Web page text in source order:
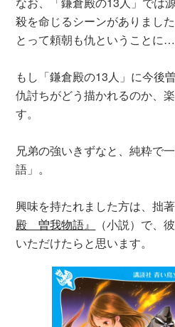
殺を命じるシーンがありまし
とって頼朝も仇ということ
もし「鎌倉殿の13人」に今後
仇討ちがどう描かれるのか、
す。
兄弟の強いきずなと、純粋で
語」。
興味を持たれました方は、拙著
殿 曽我物語』
（小説）で、
いただけたらと思います。